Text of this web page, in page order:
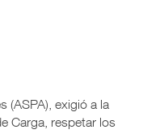
(ASPA), exigió a la
Carga, respetar los